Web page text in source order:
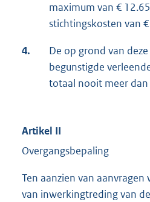
maximum van €
stichtingskosten van
4.
De op grond van
begunstigde
totaal nooit meer
Artikel II
Overgangsbepaling
Ten aanzien van
van inwerkingtreding van